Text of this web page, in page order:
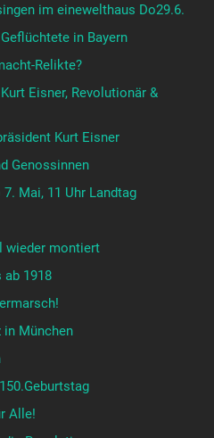
im einewelthaus Do29.6.
in Bayern
Relikte?
Eisner, Revolutionär &
Kurt Eisner
Genossinnen
7. Mai, 11 Uhr Landtag
wieder montiert
ab 1918
in München
Alle!